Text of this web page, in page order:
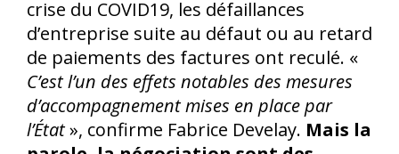
crise du COVID19, les défaillances
d’entreprise suite au défaut ou au retard
de paiements des factures ont reculé. «
C’est l’un des effets notables des mesures
d’accompagnement mises en place par
l’État», confirme Fabrice Develay. Mais la